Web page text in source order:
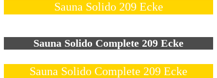
Sauna Solido 209 Ecke
Sauna Solido Complete 209 Ecke
Sauna Solido Complete 209 Ecke